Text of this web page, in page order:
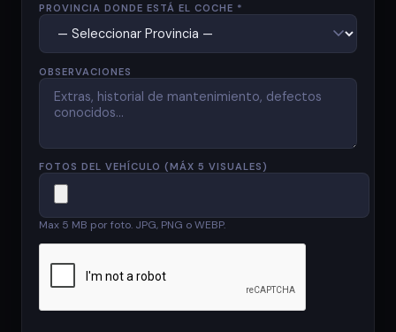
PROVINCIA DONDE ESTÁ EL COCHE *
OBSERVACIONES
FOTOS DEL VEHÍCULO (MÁX 5 VISUALES)
Max 5 MB por foto. JPG, PNG o WEBP.